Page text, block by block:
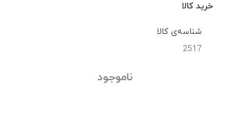
خرید کالا
شناسه‌ی کالا
2517
ناموجود